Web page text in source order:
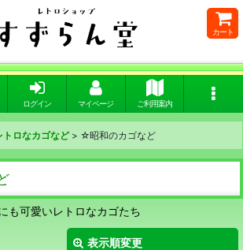
カート
ログイン マイページ ご利用案内
ロなカゴなど > ☆昭和のカゴなど
も可愛いレトロなカゴたち
表示順変更